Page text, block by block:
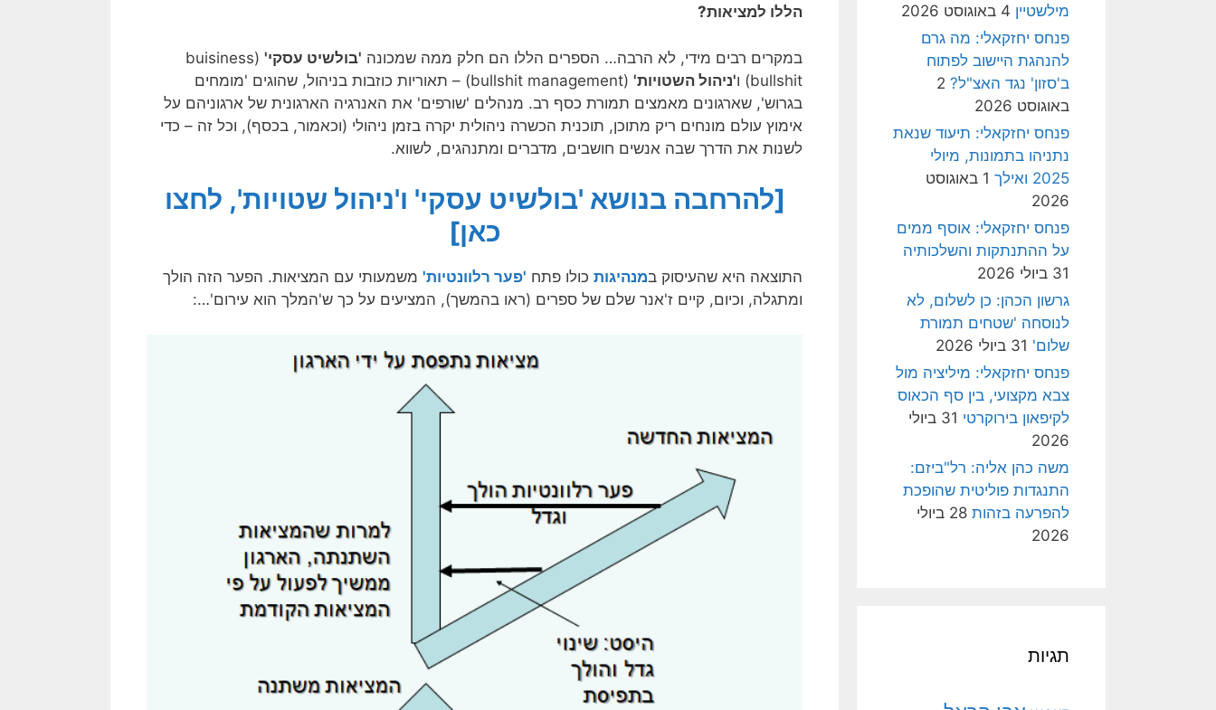
הללו למציאות?
במקרים רבים מידי, לא הרבה… הספרים הללו הם חלק ממה שמכונה 'בולשיט עסקי' (buisiness
bullshit) ו
'ניהול השטויות'
(bullshit management) – תאוריות כוזבות בניהול, שהוגים 'מומחים
בגרוש', שארגונים מאמצים תמורת כסף רב. מנהלים 'שורפים' את האנרגיה הארגונית של ארגוניהם על
אימוץ עולם מונחים ריק מתוכן, תוכנית הכשרה ניהולית יקרה בזמן ניהולי (וכאמור, בכסף), וכל זה – כדי
לשנות את הדרך שבה אנשים חושבים, מדברים ומתנהגים, לשווא.
[להרחבה בנושא 'בולשיט עסקי' ו'ניהול שטויות', לחצו
כאן]
התוצאה היא שהעיסוק במנהיגות כולו פתח 'פער רלוונטיות' משמעותי עם המציאות. הפער הזה הולך
ומתגלה, וכיום, קיים ז'אנר שלם של ספרים (ראו בהמשך), המציעים על כך ש'המלך הוא עירום'…:
מילשטיין 4 באוגוסט 2026
פנחס יחזקאלי: מה גרם
להנהגת היישוב לפתוח
ב'סזון' נגד האצ"ל? 2
באוגוסט 2026
פנחס יחזקאלי: תיעוד שנאת
נתניהו בתמונות, מיולי
2025 ואילך
1 באוגוסט
2026
פנחס יחזקאלי: אוסף ממים
על ההתנתקות והשלכותיה
31 ביולי 2026
גרשון הכהן: כן לשלום, לא
לנוסחה 'שטחים תמורת
שלום' 31 ביולי 2026
פנחס יחזקאלי: מיליציה מול
צבא מקצועי, בין סף הכאוס
לקיפאון בירוקרטי
31 ביולי
2026
משה כהן אליה: רל"ביזם:
התנגדות פוליטית שהופכת
להפרעה בזהות
28 ביולי
2026
תגיות